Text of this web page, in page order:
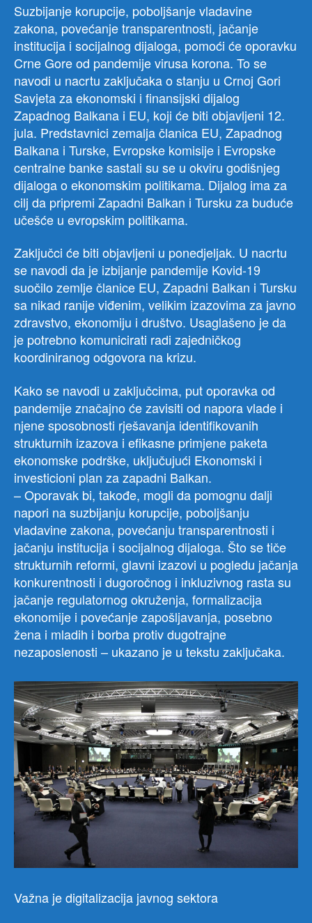
Suzbijanje korupcije, poboljšanje vladavine
zakona, povećanje transparentnosti, jačanje
institucija i socijalnog dijaloga, pomoći će oporavku
Crne Gore od pandemije virusa korona. To se
navodi u nacrtu zaključaka o stanju u Crnoj Gori
Savjeta za ekonomski i finansijski dijalog
Zapadnog Balkana i EU, koji će biti objavljeni 12.
jula. Predstavnici zemalja članica EU, Zapadnog
Balkana i Turske, Evropske komisije i Evropske
centralne banke sastali su se u okviru godišnjeg
dijaloga o ekonomskim politikama. Dijalog ima za
cilj da pripremi Zapadni Balkan i Tursku za buduće
učešće u evropskim politikama.
Zaključci će biti objavljeni u ponedjeljak. U nacrtu
se navodi da je izbijanje pandemije Kovid-19
suočilo zemlje članice EU, Zapadni Balkan i Tursku
sa nikad ranije viđenim, velikim izazovima za javno
zdravstvo, ekonomiju i društvo. Usaglašeno je da
je potrebno komunicirati radi zajedničkog
koordiniranog odgovora na krizu.
Kako se navodi u zaključcima, put oporavka od
pandemije značajno će zavisiti od napora vlade i
njene sposobnosti rješavanja identifikovanih
strukturnih izazova i efikasne primjene paketa
ekonomske podrške, uključujući Ekonomski i
investicioni plan za zapadni Balkan.
– Oporavak bi, takođe, mogli da pomognu dalji
napori na suzbijanju korupcije, poboljšanju
vladavine zakona, povećanju transparentnosti i
jačanju institucija i socijalnog dijaloga. Što se tiče
strukturnih reformi, glavni izazovi u pogledu jačanja
konkurentnosti i dugoročnog i inkluzivnog rasta su
jačanje regulatornog okruženja, formalizacija
ekonomije i povećanje zapošljavanja, posebno
žena i mladih i borba protiv dugotrajne
nezaposlenosti – ukazano je u tekstu zaključaka.
Važna je digitalizacija javnog sektora